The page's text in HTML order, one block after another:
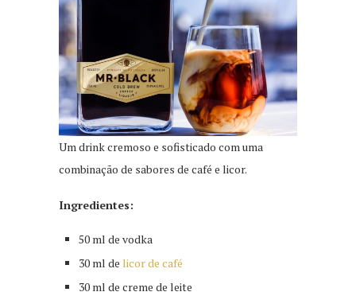
Um drink cremoso e sofisticado com uma
combinação de sabores de café e licor.
Ingredientes:
50 ml de vodka
30 ml de licor de café
30 ml de creme de leite